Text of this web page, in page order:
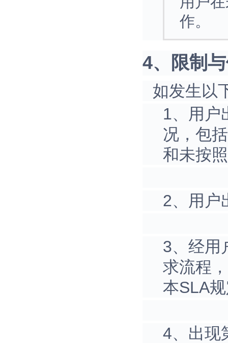
作。
4、限制
如发生以
1、用户
况，包
和未按
2、用户
3、经用
求流程
本SLA
4、出现